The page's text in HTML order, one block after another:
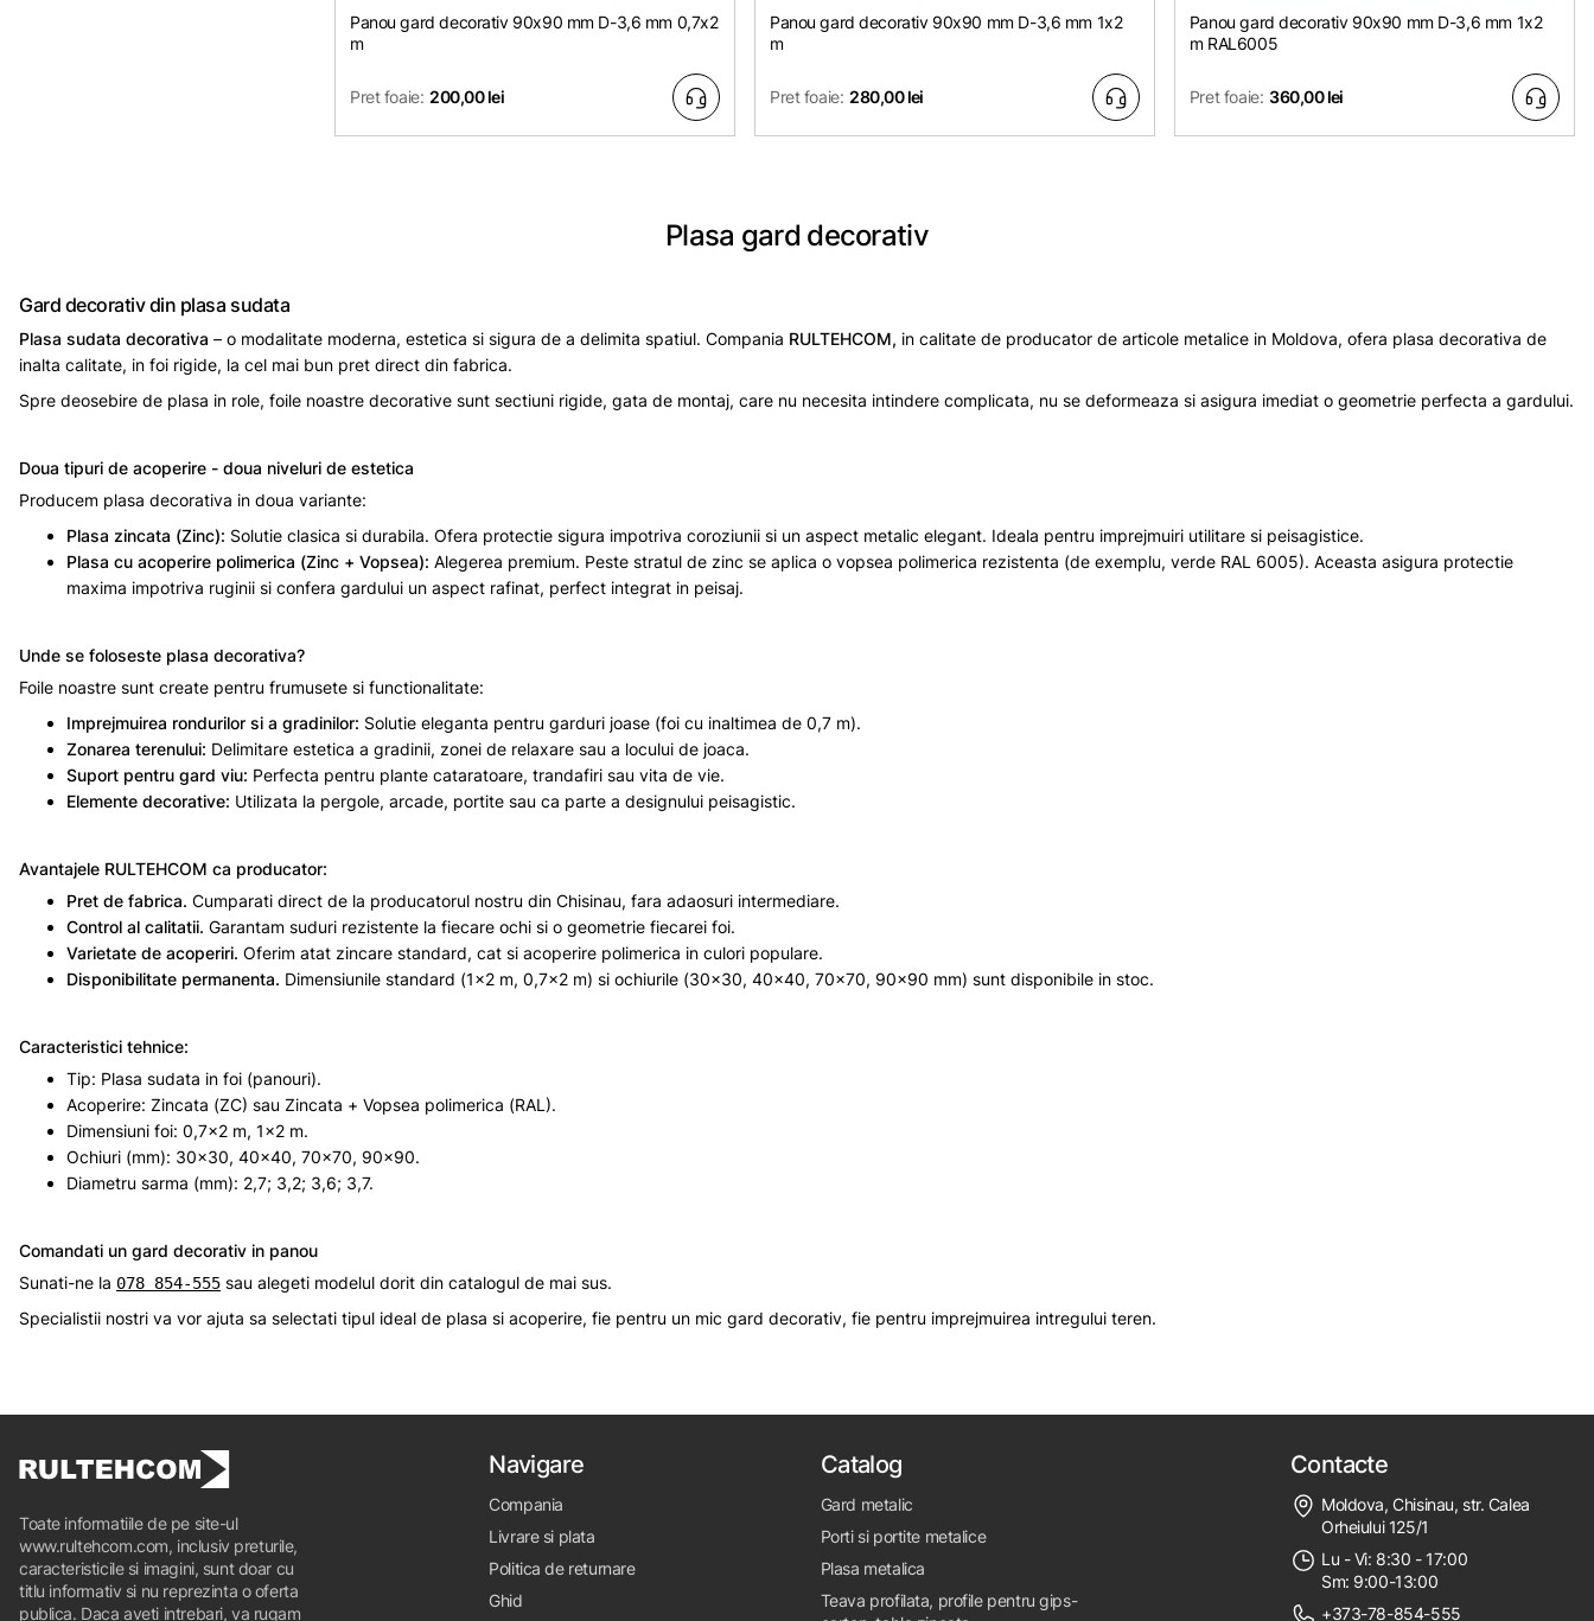
Panou gard decorativ 90x90 mm D-3,6 mm 0,7х2
m
Pret foaie: 200,00 lei
Panou gard decorativ 90x90 mm D-3,6 mm 1х2
m
Pret foaie: 280,00 lei
Panou gard decorativ 90x90 mm D-3,6 mm 1х2
m RAL6005
Pret foaie: 360,00 lei
Plasa gard decorativ
Gard decorativ din plasa sudata
Plasa sudata decorativa – o modalitate moderna, estetica si sigura de a delimita spatiul. Compania RULTEHCOM, in calitate de producator de articole metalice in Moldova, ofera plasa decorativa de
inalta calitate, in foi rigide, la cel mai bun pret direct din fabrica.
Spre deosebire de plasa in role, foile noastre decorative sunt sectiuni rigide, gata de montaj, care nu necesita intindere complicata, nu se deformeaza si asigura imediat o geometrie perfecta a gardului.
Doua tipuri de acoperire - doua niveluri de estetica
Producem plasa decorativa in doua variante:
Plasa zincata (Zinc): Solutie clasica si durabila. Ofera protectie sigura impotriva coroziunii si un aspect metalic elegant. Ideala pentru imprejmuiri utilitare si peisagistice.
Plasa cu acoperire polimerica (Zinc + Vopsea): Alegerea premium. Peste stratul de zinc se aplica o vopsea polimerica rezistenta (de exemplu, verde RAL 6005). Aceasta asigura protectie
maxima impotriva ruginii si confera gardului un aspect rafinat, perfect integrat in peisaj.
Unde se foloseste plasa decorativa?
Foile noastre sunt create pentru frumusete si functionalitate:
Imprejmuirea rondurilor si a gradinilor: Solutie eleganta pentru garduri joase (foi cu inaltimea de 0,7 m).
Zonarea terenului: Delimitare estetica a gradinii, zonei de relaxare sau a locului de joaca.
Suport pentru gard viu: Perfecta pentru plante cataratoare, trandafiri sau vita de vie.
Elemente decorative: Utilizata la pergole, arcade, portite sau ca parte a designului peisagistic.
Avantajele RULTEHCOM ca producator:
Pret de fabrica. Cumparati direct de la producatorul nostru din Chisinau, fara adaosuri intermediare.
Control al calitatii. Garantam suduri rezistente la fiecare ochi si o geometrie fiecarei foi.
Varietate de acoperiri. Oferim atat zincare standard, cat si acoperire polimerica in culori populare.
Disponibilitate permanenta. Dimensiunile standard (1x2 m, 0,7x2 m) si ochiurile (30x30, 40x40, 70x70, 90x90 mm) sunt disponibile in stoc.
Caracteristici tehnice:
Tip: Plasa sudata in foi (panouri).
Acoperire: Zincata (ZC) sau Zincata + Vopsea polimerica (RAL).
Dimensiuni foi: 0,7x2 m, 1x2 m.
Ochiuri (mm): 30x30, 40x40, 70x70, 90x90.
Diametru sarma (mm): 2,7; 3,2; 3,6; 3,7.
Сomandati un gard decorativ in panou
Sunati-ne la 078 854-555 sau alegeti modelul dorit din catalogul de mai sus.
Specialistii nostri va vor ajuta sa selectati tipul ideal de plasa si acoperire, fie pentru un mic gard decorativ, fie pentru imprejmuirea intregului teren.
Toate informatiile de pe site-ul
www.rultehcom.com, inclusiv preturile,
caracteristicile si imagini, sunt doar cu
titlu informativ si nu reprezinta o oferta
publica. Daca aveti intrebari, va rugam
Navigare
Compania
Livrare si plata
Politica de returnare
Ghid
Catalog
Gard metalic
Porti si portite metalice
Plasa metalica
Teava profilata, profile pentru gips-
Contacte
Moldova, Chisinau, str. Calea
Orheiului 125/1
Lu - Vi: 8:30 - 17:00
Sm: 9:00-13:00
+373-78-854-555